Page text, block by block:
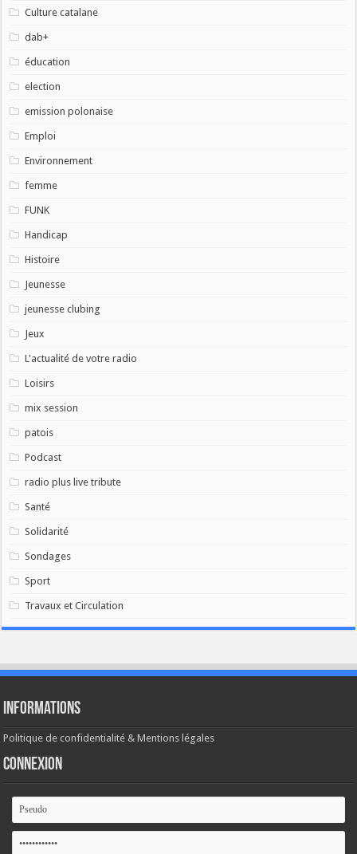
Culture catalane
dab+
éducation
election
emission polonaise
Emploi
Environnement
femme
FUNK
Handicap
Histoire
Jeunesse
jeunesse clubing
Jeux
L'actualité de votre radio
Loisirs
mix session
patois
Podcast
radio plus live tribute
Santé
Solidarité
Sondages
Sport
Travaux et Circulation
Informations
Politique de confidentialité & Mentions légales
Connexion